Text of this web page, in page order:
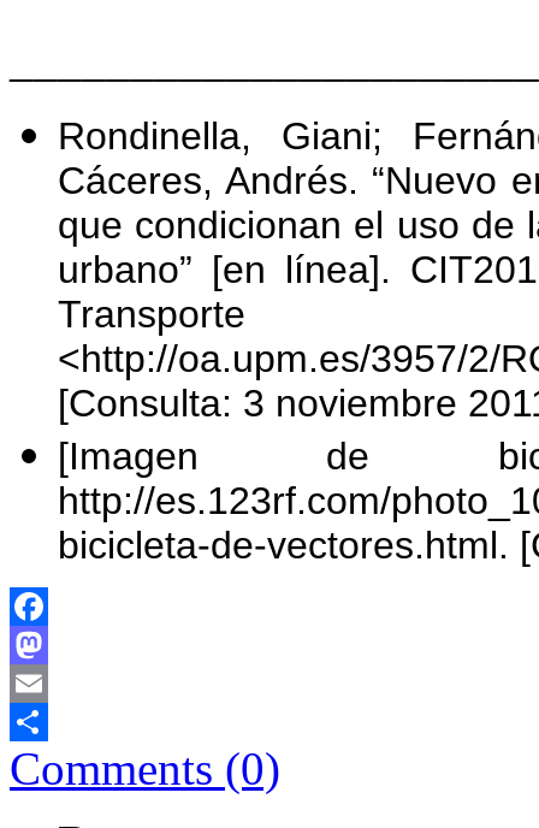
Rondinella, Giani;
Cáceres, Andrés. “Nuevo
que condicionan el uso de
urbano” [en línea].
<http://oa.upm.es/3957/2/
[Consulta: 3 noviembre
[Imagen de
http://es.123rf.com/
bicicleta-de-vectores.html.
Facebook
Mastodon
Email
Comparteix
Comments (0)